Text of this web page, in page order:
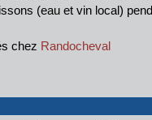
(eau et vin local)
chez Randocheval